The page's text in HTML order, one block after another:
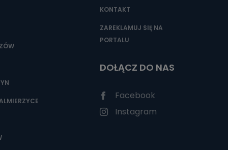
KONTAKT
ZAREKLAMUJ SIĘ NA
PORTALU
DOŁĄCZ DO NAS
Facebook
Instagram